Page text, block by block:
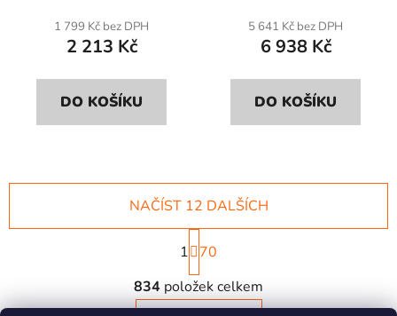
1 799 Kč bez DPH
2 213 Kč
DO KOŠÍKU
(odolnější).
5 641 Kč bez DPH
6 938 Kč
DO KOŠÍKU
O
v
NAČÍST 12 DALŠÍCH
S
t
r
á
n
1
70
834 položek celkem